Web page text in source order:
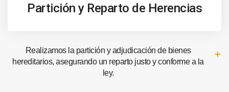
Partición y Reparto de Herencias
Realizamos la partición y adjudicación de bienes
hereditarios, asegurando un reparto justo y conforme a la
ley.